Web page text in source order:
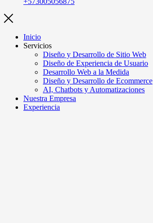
Inicio
Servicios
Diseño y Desarrollo de Sitio Web
Diseño de Experiencia de Usuario
Desarrollo Web a la Medida
Diseño y Desarrollo de Ecommerce
AI, Chatbots y Automatizaciones
Nuestra Empresa
Experiencia